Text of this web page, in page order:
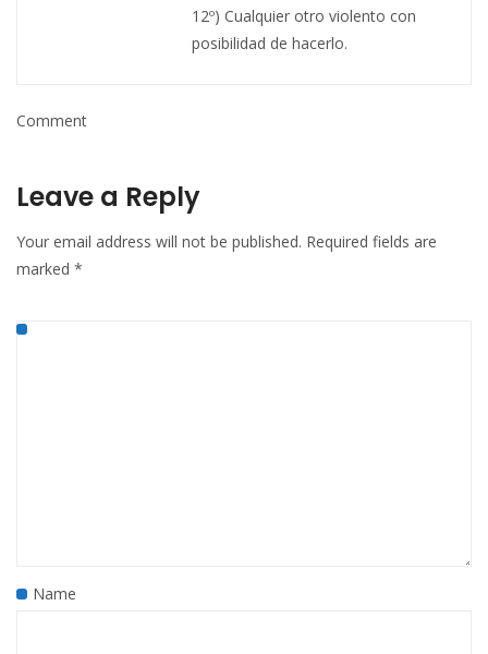
12º) Cualquier otro violento con
posibilidad de hacerlo.
Comment
Leave a Reply
Your email address will not be published. Required fields are
marked *
Name